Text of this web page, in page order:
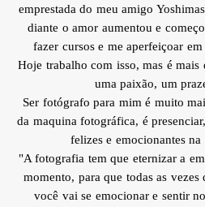
emprestada do meu amigo
diante o amor aumentou e
fazer cursos e me aperfeiçoar
Hoje trabalho com isso, mas é
uma paixão, um
Ser fotógrafo para mim é muito
da maquina fotográfica, é
felizes e emocionantes na
"A fotografia tem que eternizar a
momento, para que todas as
você vai se emocionar e sentir